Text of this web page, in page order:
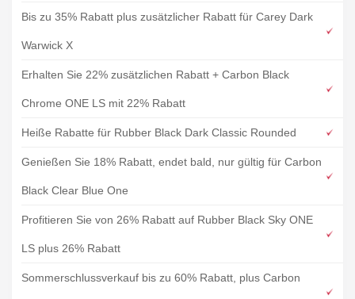
Bis zu 35% Rabatt plus zusätzlicher Rabatt für Carey Dark
Warwick X
Erhalten Sie 22% zusätzlichen Rabatt + Carbon Black
Chrome ONE LS mit 22% Rabatt
Heiße Rabatte für Rubber Black Dark Classic Rounded
Genießen Sie 18% Rabatt, endet bald, nur gültig für Carbon
Black Clear Blue One
Profitieren Sie von 26% Rabatt auf Rubber Black Sky ONE
LS plus 26% Rabatt
Sommerschlussverkauf bis zu 60% Rabatt, plus Carbon